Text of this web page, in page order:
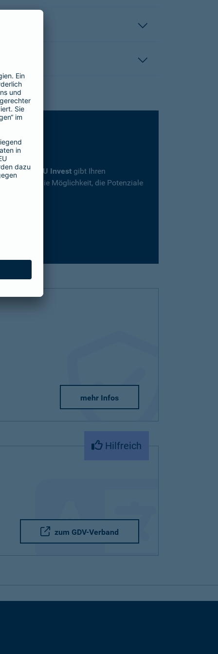
SBU Invest gibt Ihren
und die Möglichkeit, die Potenziale
mehr Infos
Hilfreich
zum GDV-Verband